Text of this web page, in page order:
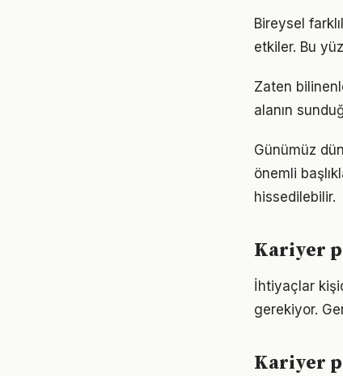
Bireysel
etkiler. Bu
Zaten
alanın
Günümüz
önemli
hissedilebilir.
Kariyer
İhtiyaçlar
gerekiyor.
Kariyer